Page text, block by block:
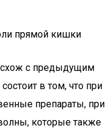
прямой кишки
схож с предыдущим
в том, что при
препараты, при
которые также